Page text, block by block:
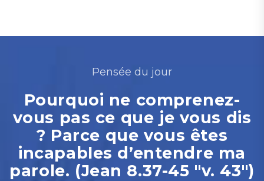
Pensée du jour
Pourquoi ne comprenez-
vous pas ce que je vous dis
? Parce que vous êtes
incapables d’entendre ma
parole. (Jean 8.37-45 "v. 43")